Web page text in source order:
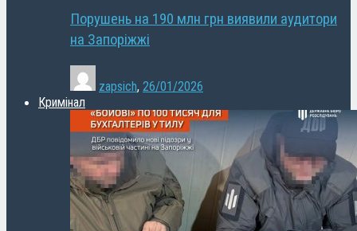
Порушень на 190 млн грн виявили аудитори
на Запоріжжі
zapsich, 26/01/2026
Кримінал